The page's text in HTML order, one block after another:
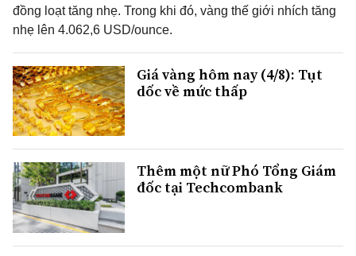
đồng loạt tăng nhẹ. Trong khi đó, vàng thế giới nhích tăng
nhẹ lên 4.062,6 USD/ounce.
Giá vàng hôm nay (4/8): Tụt
dốc về mức thấp
Thêm một nữ Phó Tổng Giám
đốc tại Techcombank